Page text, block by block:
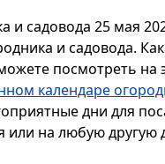
и садовода 25 мая
и садовода.
посмотреть на
календаре
дни для
или на любую другую